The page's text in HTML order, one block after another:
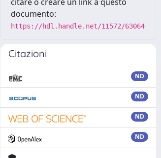
documento:
https://hdl.handle.net/11572/63064
Citazioni
ND
ND
ND
ND